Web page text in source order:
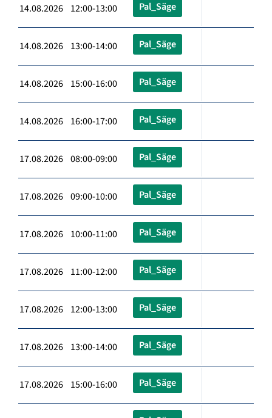
14.08.2026 12:00-13:00 Pal_Säge
14.08.2026 13:00-14:00 Pal_Säge
14.08.2026 15:00-16:00 Pal_Säge
14.08.2026 16:00-17:00 Pal_Säge
17.08.2026 08:00-09:00 Pal_Säge
17.08.2026 09:00-10:00 Pal_Säge
17.08.2026 10:00-11:00 Pal_Säge
17.08.2026 11:00-12:00 Pal_Säge
17.08.2026 12:00-13:00 Pal_Säge
17.08.2026 13:00-14:00 Pal_Säge
17.08.2026 15:00-16:00 Pal_Säge